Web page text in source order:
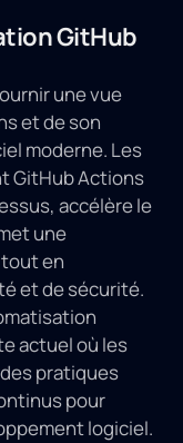
GitHub
une vue
et de son
moderne. Les
GitHub Actions
accélère le
une
en
et de sécurité.
actuel où les
pratiques
pour
logiciel.